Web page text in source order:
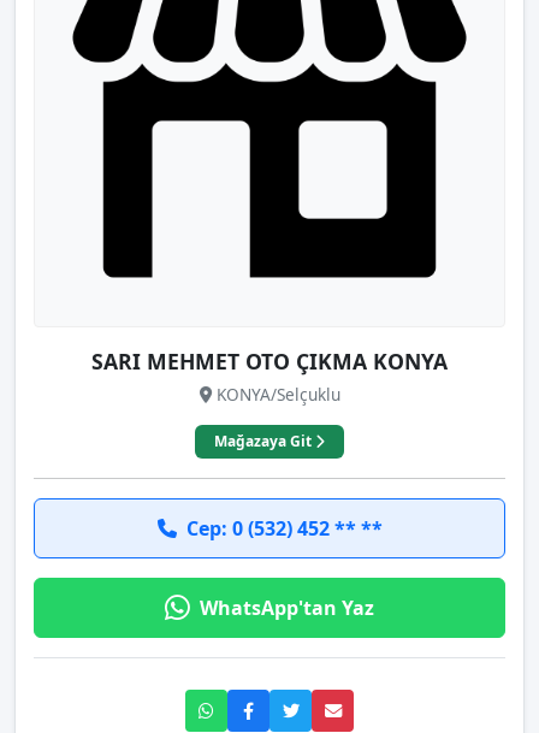
SARI MEHMET OTO ÇIKMA KONYA
KONYA/Selçuklu
Mağazaya Git
Cep: 0 (532) 452 ** **
WhatsApp'tan Yaz